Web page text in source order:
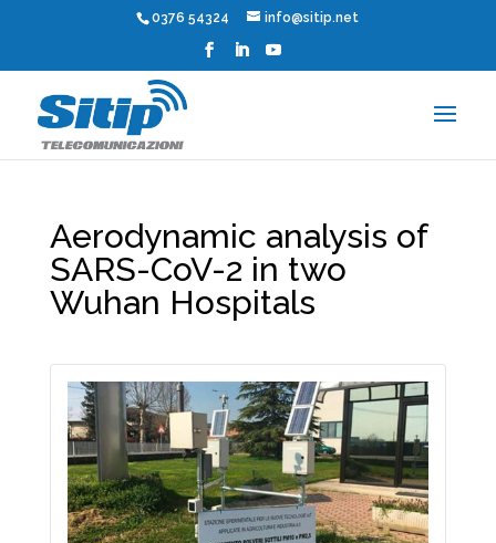
0376 54324 info@sitip.net
Aerodynamic analysis of
SARS-CoV-2 in two
Wuhan Hospitals